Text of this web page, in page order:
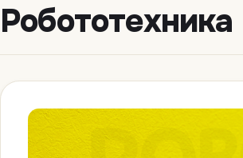
Робототехника